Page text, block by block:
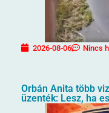
2026-08-06 Nincs
Orbán Anita több
üzenték: Lesz, ha